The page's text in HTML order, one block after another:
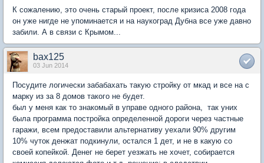
К сожалению, это очень старый проект, после кризиса 2008 года
он уже нигде не упоминается и на наукоград Дубна все уже давно
забили. А в связи с Крымом...
bax125
03 Jun 2014
Посудите логически забабахать такую стройку от мкад и все на с
марку из за 8 домов такого не будет.
был у меня как то знакомый в управе одного района, так уних
была программа постройка определенной дороги через частные
гаражи, всем предоставили альтернативу уехали 90% другим
10% чуток денжат подкинули, остался 1 дет, и не в какую со
своей копейкой. Денег не берет уезжать не хочет, собирается